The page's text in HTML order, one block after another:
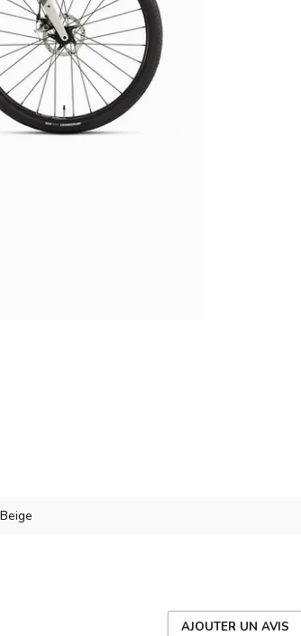
AJOUTER UN AVIS